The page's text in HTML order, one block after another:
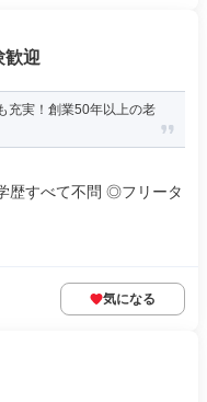
歓迎
充実！創業50年以上の老
歴すべて不問 ◎フリータ
気になる